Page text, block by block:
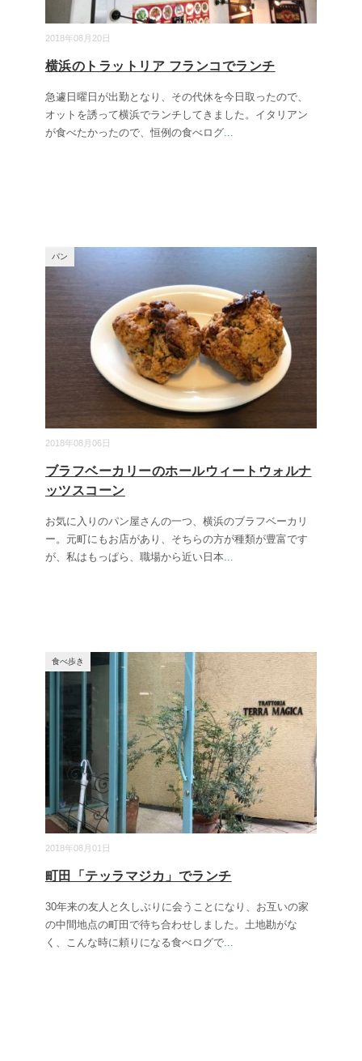
2018年08月20日
横浜のトラットリア フランコでランチ
急遽日曜日が出勤となり、その代休を今日取ったので、
オットを誘って横浜でランチしてきました。イタリアン
が食べたかったので、恒例の食べログ...
2018年08月06日
パン
ブラフベーカリーのホールウィートウォルナ
ッツスコーン
お気に入りのパン屋さんの一つ、横浜のブラフベーカリ
ー。元町にもお店があり、そちらの方が種類が豊富です
が、私はもっぱら、職場から近い日本...
2018年08月01日
食べ歩き
町田「テッラマジカ」でランチ
30年来の友人と久しぶりに会うことになり、お互いの家
の中間地点の町田で待ち合わせしました。土地勘がな
く、こんな時に頼りになる食べログで...